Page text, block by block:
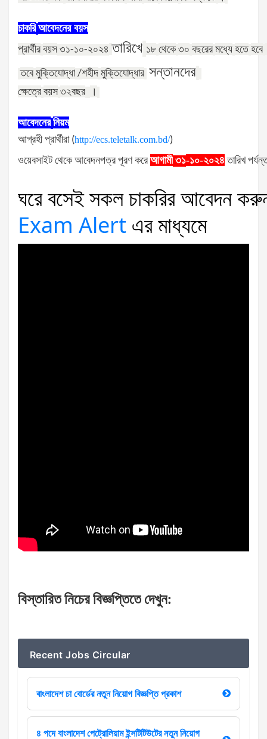
চাকরি আবেদনের বয়স
প্রার্থীর বয়স ৩১-১০-২০২৪ তারিখে ১৮ থেকে ৩০ বছরের মধ্যে হতে হবে
তবে মুক্তিযোদ্ধা /শহীদ মুক্তিযোদ্ধার সন্তানদের
ক্ষেত্রে বয়স ৩২বছর ।
আবেদনের নিয়ম
আগ্রহী প্রার্থীরা(http://ecs.teletalk.com.bd/)
ওয়েবসাইট থেকে আবেদনপত্র পূরণ করে আগামী ৩১-১০-২০২৪ তারিখ
ঘরে বসেই সকল চাকরির আবেদন
Exam Alert এর মাধ্যমে
বিস্তারিতনিচেরবিজ্ঞপ্তিতে দেখুন:
Recent Jobs Circular
বাংলাদেশ চা বোর্ডের নতুন নিয়োগ বিজ্ঞপ্তি প্রকাশ
৪ পদে বাংলাদেশ পেট্রোলিয়াম ইন্সটিটিউটের নতুন নিয়োগ